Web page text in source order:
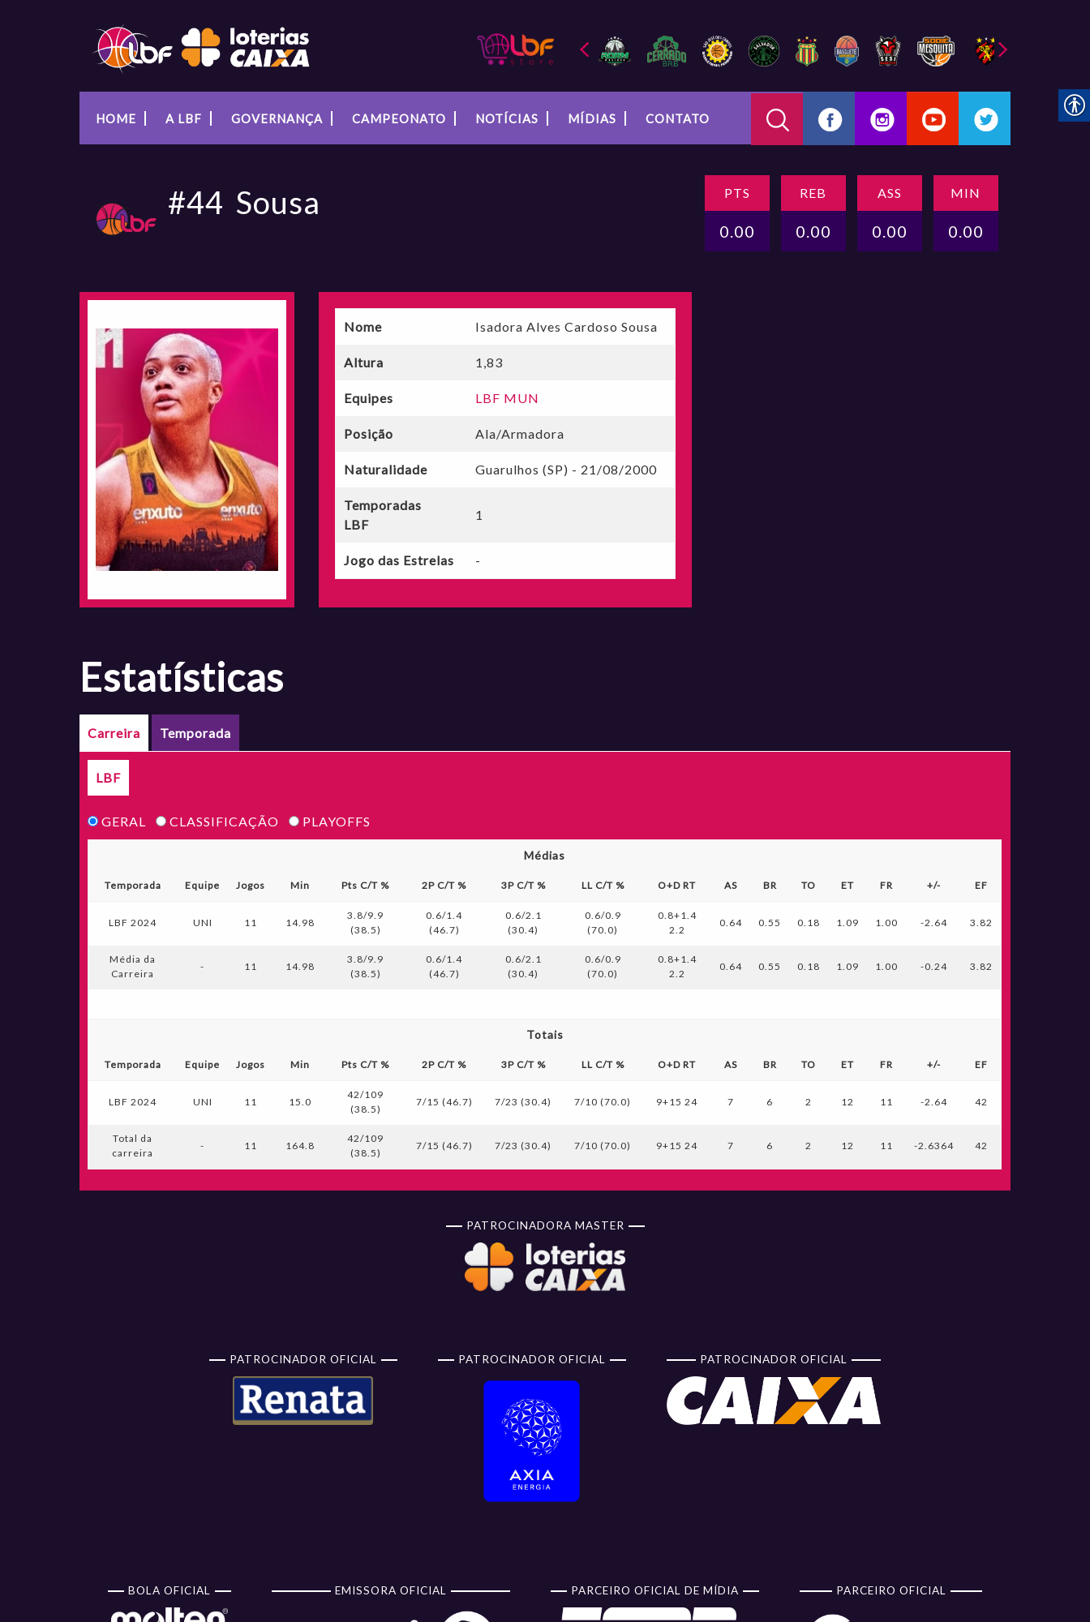
HOME A LBF GOVERNANÇA CAMPEONATO NOTÍCIAS MÍDIAS CONTATO
#44 Sousa PTS
0.00
REB
0.00
ASS
0.00
MIN
0.00
Nome Isadora Alves Cardoso Sousa
Altura 1,83
Equipes LBF MUN
Posição Ala/Armadora
Naturalidade Guarulhos (SP) - 21/08/2000
Temporadas
LBF
1
Jogo das Estrelas -
estatísticas
Carreira Temporada
LBF
GERAL CLASSIFICAÇÃO PLAYOFFS
Médias
Temporada Equipe Jogos Min Pts C/T % 2P C/T % 3P C/T % LL C/T % O+D RT AS BR TO ET FR +/- EF
LBF 2024 UNI 11 14.98
3.8/9.9
(38.5)
0.6/1.4
(46.7)
0.6/2.1
(30.4)
0.6/0.9
(70.0)
0.8+1.4
2.2
0.64 0.55 0.18 1.09 1.00 -2.64 3.82
Média da
Carreira
- 11 14.98
3.8/9.9
(38.5)
0.6/1.4
(46.7)
0.6/2.1
(30.4)
0.6/0.9
(70.0)
0.8+1.4
2.2
0.64 0.55 0.18 1.09 1.00 -0.24 3.82
Totais
Temporada Equipe Jogos Min Pts C/T % 2P C/T % 3P C/T % LL C/T % O+D RT AS BR TO ET FR +/- EF
LBF 2024 UNI 11 15.0
42/109
(38.5)
7/15 (46.7) 7/23 (30.4) 7/10 (70.0) 9+15 24 7 6 2 12 11 -2.64 42
Total da
carreira
- 11 164.8
42/109
(38.5)
7/15 (46.7) 7/23 (30.4) 7/10 (70.0) 9+15 24 7 6 2 12 11 -2.6364 42
PATROCINADORA MASTER
PATROCINADOR OFICIAL PATROCINADOR OFICIAL PATROCINADOR OFICIAL
BOLA OFICIAL EMISSORA OFICIAL PARCEIRO OFICIAL DE MÍDIA PARCEIRO OFICIAL